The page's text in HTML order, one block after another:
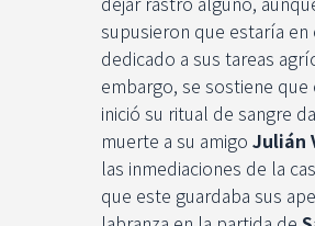
supusieron que estaría en
dedicado a sus tareas
embargo, se sostiene que
inició su ritual de sangre
muerte a su amigo Julián
las inmediaciones de la
que este guardaba sus